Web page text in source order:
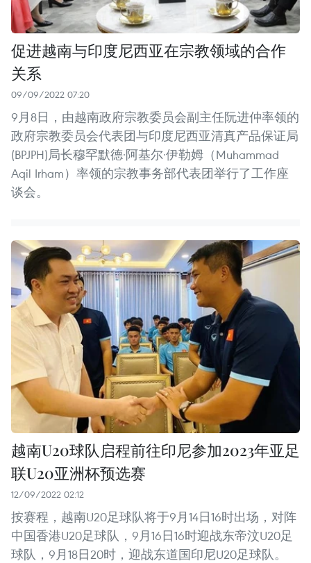
促进越南与印度尼西亚在宗教领域的合作
关系
09/09/2022 07:20
9月8日，由越南政府宗教委员会副主任阮进仲率领的
政府宗教委员会代表团与印度尼西亚清真产品保证局
(BPJPH)局长穆罕默德·阿基尔·伊勒姆（Muhammad
Aqil Irham）率领的宗教事务部代表团举行了工作座
谈会。
越南U20球队启程前往印尼参加2023年亚足
联U20亚洲杯预选赛
12/09/2022 02:12
按赛程，越南U20足球队将于9月14日16时出场，对阵
中国香港U20足球队，9月16日16时迎战东帝汶U20足
球队，9月18日20时，迎战东道国印尼U20足球队。